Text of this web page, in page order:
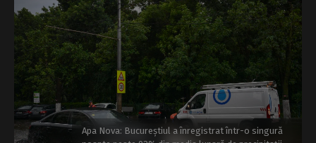
Apa Nova: Bucureștiul a înregistrat într-o singură